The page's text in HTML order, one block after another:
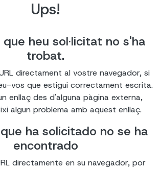
Ups!
que heu sol·licitat no s'ha
trobat.
directament al vostre navegador, si
vos que estigui correctament escrita.
enllaç des d'alguna pàgina externa,
algun problema amb aquest enllaç.
ha solicitado no se ha
encontrado
directamente en su navegador, por